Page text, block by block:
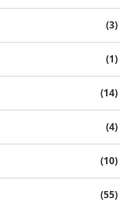
(3)
(1)
(14)
(4)
(10)
(55)